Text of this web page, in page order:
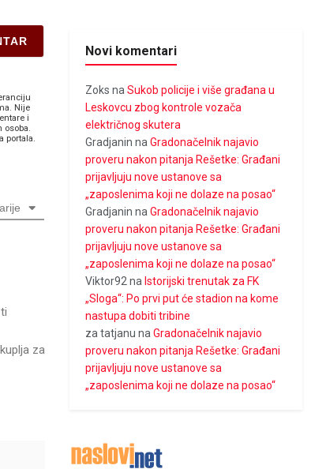
Nije
i
osoba.
portala.
za
Novi komentari
Zoks naSukob policije i više građana u
Leskovcu zbog kontrole vozača
električnog skutera
Gradjanin naGradonačelnik najavio
proveru nakon pitanja Rešetke: Građani
prijavljuju nove ustanove sa
„zaposlenima koji ne dolaze na posao“
Gradjanin naGradonačelnik najavio
proveru nakon pitanja Rešetke: Građani
prijavljuju nove ustanove sa
„zaposlenima koji ne dolaze na posao“
Viktor92 na Istorijski trenutak za FK
„Sloga“: Po prvi put će stadion na kome
nastupa dobiti tribine
za tatjanu naGradonačelnik najavio
proveru nakon pitanja Rešetke: Građani
prijavljuju nove ustanove sa
„zaposlenima koji ne dolaze na posao“